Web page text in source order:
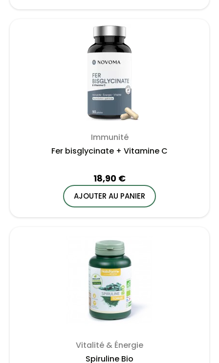
Immunité
Fer bisglycinate + Vitamine C
18,90 €
AJOUTER AU PANIER
Vitalité & Énergie
Spiruline Bio